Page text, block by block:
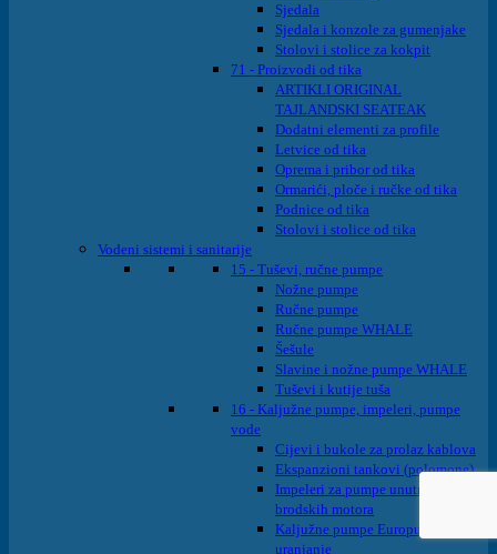
Sjedala
Sjedala i konzole za gumenjake
Stolovi i stolice za kokpit
71 - Proizvodi od tika
ARTIKLI ORIGINAL
TAJLANDSKI SEATEAK
Dodatni elementi za profile
Letvice od tika
Oprema i pribor od tika
Ormarići, ploče i ručke od tika
Podnice od tika
Stolovi i stolice od tika
Vodeni sistemi i sanitarije
15 - Tuševi, ručne pumpe
Nožne pumpe
Ručne pumpe
Ručne pumpe WHALE
Šešule
Slavine i nožne pumpe WHALE
Tuševi i kutije tuša
16 - Kaljužne pumpe, impeleri, pumpe
vode
Cijevi i bukole za prolaz kablova
Ekspanzioni tankovi (polomone)
Impeleri za pumpe unutrašnjih
brodskih motora
Kaljužne pumpe Europump na
uranjanje